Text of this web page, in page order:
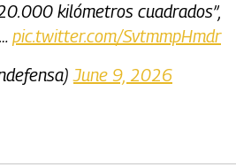
kilómetros cuadrados”,
pic.twitter.com/SvtmmpHmdr
June 9, 2026